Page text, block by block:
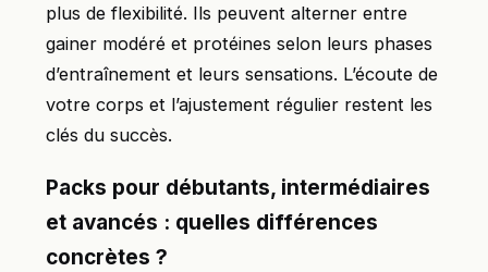
plus de flexibilité. Ils peuvent alterner entre
gainer modéré et protéines selon leurs phases
d’entraînement et leurs sensations. L’écoute de
votre corps et l’ajustement régulier restent les
clés du succès.
Packs pour débutants, intermédiaires
et avancés : quelles différences
concrètes ?